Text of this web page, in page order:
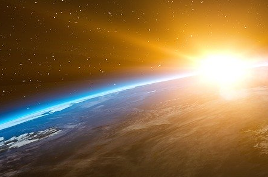
novembre 2024
« Le ministre délégué a travaillé aux
politiques. À cette occasion, comme «
candidature adressé à « En marche » pour
avec… Mike Pompeo, qui deviendra patron
mandat de Donald Trump.
Prendre des responsabilités politiques,
longtemps. Après avoir réussi à se faire élire
l’étiquette Renaissance, il a obtenu le
chargé de l’Europe au sein du
polémique enflait sur les réseaux sociaux, lui